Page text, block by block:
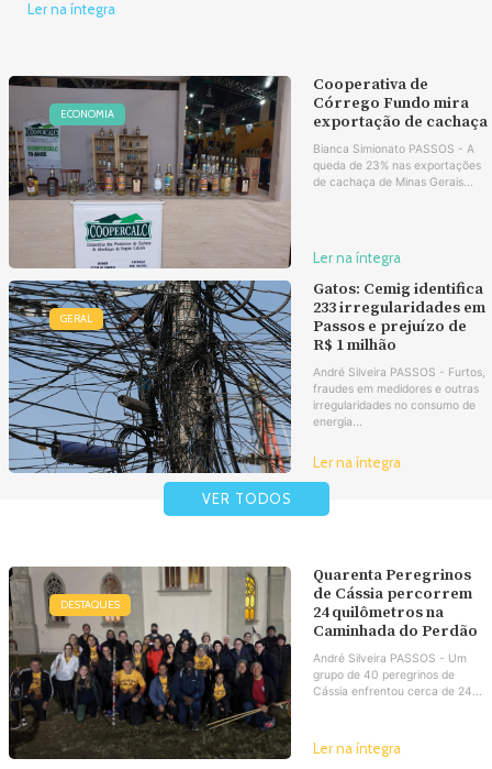
Ler na íntegra
ECONOMIA
Cooperativa de
Córrego Fundo mira
exportação de cachaça
Bianca Simionato PASSOS - A
queda de 23% nas exportações
de cachaça de Minas Gerais...
Ler na íntegra
GERAL
Gatos: Cemig identifica
233 irregularidades em
Passos e prejuízo de
R$ 1 milhão
André Silveira PASSOS - Furtos,
fraudes em medidores e outras
irregularidades no consumo de
energia...
Ler na íntegra
VER TODOS
DESTAQUES
Quarenta Peregrinos
de Cássia percorrem
24 quilômetros na
Caminhada do Perdão
André Silveira PASSOS - Um
grupo de 40 peregrinos de
Cássia enfrentou cerca de 24...
Ler na íntegra